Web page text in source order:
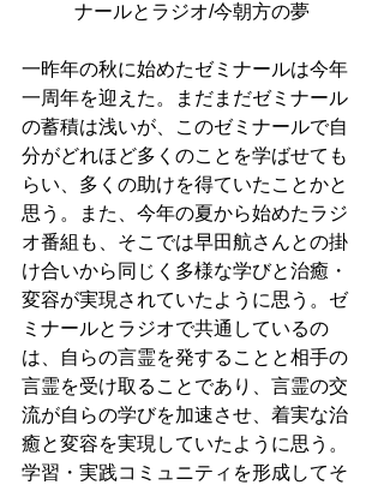
ナールとラジオ/今朝方の夢
一昨年の秋に始めたゼミナールは今年
一周年を迎えた。まだまだゼミナール
の蓄積は浅いが、このゼミナールで自
分がどれほど多くのことを学ばせても
らい、多くの助けを得ていたことかと
思う。また、今年の夏から始めたラジ
オ番組も、そこでは早田航さんとの掛
け合いから同じく多様な学びと治癒・
変容が実現されていたように思う。ゼ
ミナールとラジオで共通しているの
は、自らの言霊を発することと相手の
言霊を受け取ることであり、言霊の交
流が自らの学びを加速させ、着実な治
癒と変容を実現していたように思う。
学習・実践コミュニティを形成してそ